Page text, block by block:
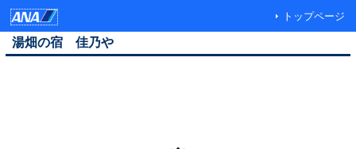
トップページ
湯畑の宿 佳乃や